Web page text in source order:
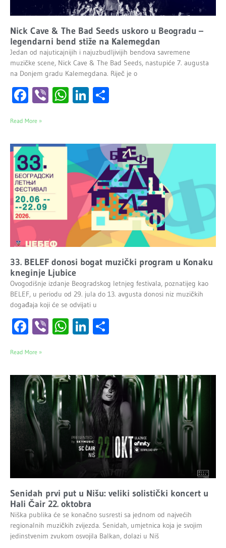
Nick Cave & The Bad Seeds uskoro u Beogradu –
legendarni bend stiže na Kalemegdan
Jedan od najuticajnijih i najuzbudljivijih bendova savremene
muzičke scene, Nick Cave & The Bad Seeds, nastupiće 7. augusta
na Donjem gradu Kalemegdana. Riječ je o
Facebook
ViberWhatsApp
LinkedIn
Read More »
33. BELEF donosi bogat muzički program u Konaku
kneginje Ljubice
Ovogodišnje izdanje Beogradskog letnjeg festivala, poznatijeg kao
BELEF, u periodu od 29. jula do 13. avgusta donosi niz muzičkih
događaja koji će se odvijati u
Facebook
ViberWhatsApp
LinkedIn
Read More »
Senidah prvi put u Nišu: veliki solistički koncert u
Hali Čair 22. oktobra
Niška publika će se konačno susresti sa jednom od najvećih
regionalnih muzičkih zvijezda. Senidah, umjetnica koja je svojim
jedinstvenim zvukom osvojila Balkan, dolazi u Niš